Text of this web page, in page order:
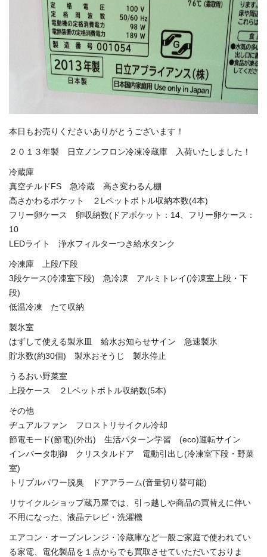
本日もお売りくださいありがとうございます！
２０１３年製 日立ノンフロン冷凍冷蔵庫 入荷いたしました！
冷蔵庫
真空チルドFS 急冷蔵 高さ変わるん棚
高さかわるポケット ２Lペットボトル収納本数(4本)
フリー卵ケース 卵収納数(ドアポケット：14、フリー卵ケース：
10
LEDライト 浄水フィルターつき給水タンク
冷凍庫 上段/下段
3段ケース(冷凍室下段) 急冷凍 アルミトレイ(冷凍室上段・下
段)
低温冷凍 たて収納
製氷室
はずして使える製氷皿 給水お知らせサイン 急速製氷
貯氷数(約30個) 製氷おそうじ 製氷停止
うるおい野菜室
上段ケース ２Lペットボトル収納数(5本)
その他
ヂュアルファン フロストリサイクル冷却
節電モード(節電)(外出) 生活パターン学習 (eco)運転サイン
インバータ制御 クリスタルドア 電動引出し(冷凍室下段・野菜
室)
トリプルパワー脱臭 ドアアラーム(音量切り替可能)
リサイクルショップ蔵乃屋では、引っ越しや商品の買替えに伴い
不用になった、液晶テレビ・洗濯機
エアコン・オーブンレンジ・冷蔵庫など一般ご家庭で使われてい
る家電、電化製品を１点からでも買取させていただいておりま